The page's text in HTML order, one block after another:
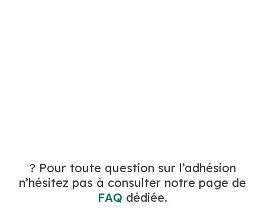
? Pour toute question sur l’adhésion
n’hésitez pas à consulter notre page de
FAQ dédiée.